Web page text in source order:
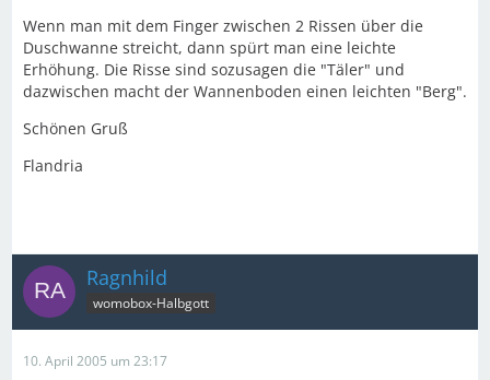
Wenn man mit dem Finger zwischen 2 Rissen über die
Duschwanne streicht, dann spürt man eine leichte
Erhöhung. Die Risse sind sozusagen die "Täler" und
dazwischen macht der Wannenboden einen leichten "Berg".
Schönen Gruß
Flandria
Ragnhild
womobox-Halbgott
10. April 2005 um 23:17